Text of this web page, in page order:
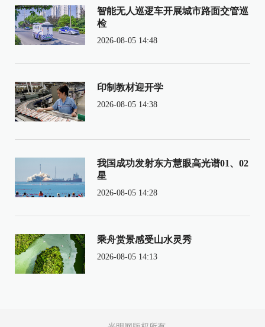
智能无人巡逻车开展城市路面交管巡
检
2026-08-05 14:48
印制教材迎开学
2026-08-05 14:38
我国成功发射东方慧眼高光谱01、02
星
2026-08-05 14:28
乘舟赏景感受山水灵秀
2026-08-05 14:13